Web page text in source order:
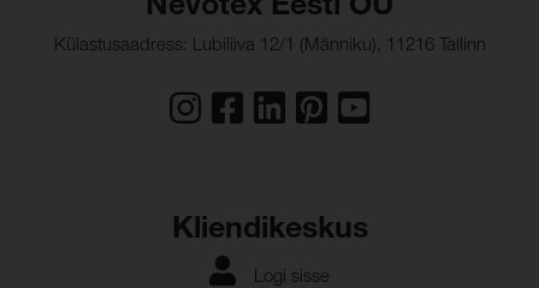
Nevotex Eesti OÜ
Külastusaadress: Lubiliiva 12/1 (Männiku), 11216 Tallinn
Kliendikeskus
Logi sisse